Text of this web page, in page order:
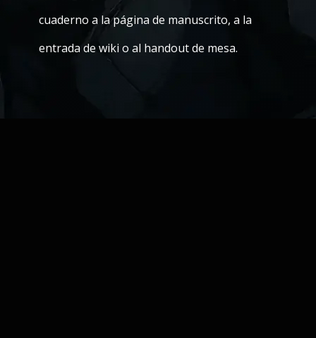
cuaderno a la página de manuscrito, a la
entrada de wiki o al handout de mesa.